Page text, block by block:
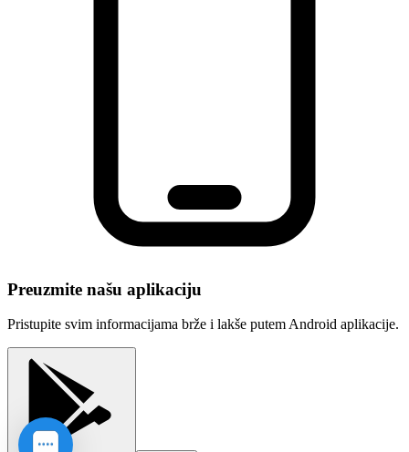
Preuzmite našu aplikaciju
Pristupite svim informacijama brže i lakše putem Android aplikacije.